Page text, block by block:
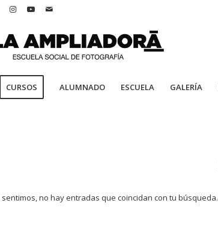
CURSOS ALUMNADO ESCUELA GALERÍA
sentimos, no hay entradas que coincidan con tu búsqueda.